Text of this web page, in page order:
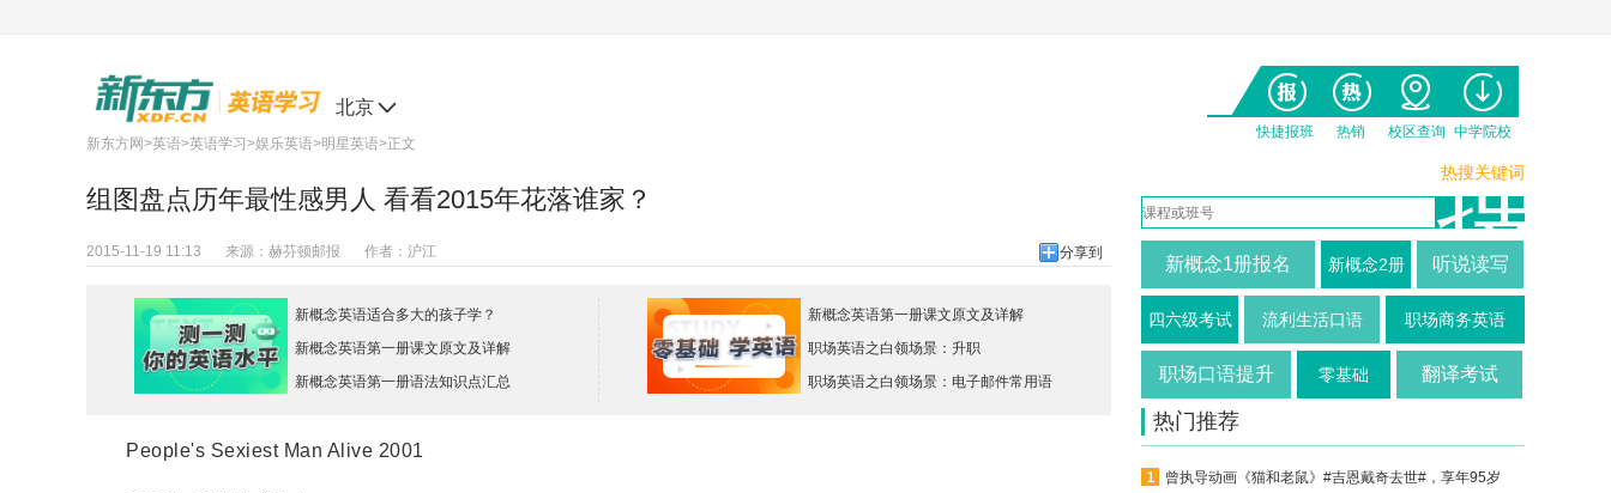
北京
快捷报班 热销 校区查询 中学院校
新东方网>英语>英语学习 >娱乐英语>明星英语>正文
组图盘点历年最性感男人 看看2015年花落谁家？
2015-11-19 11:13 来源： 赫芬顿邮报 作者： 沪江 分享到
新概念英语适合多大的孩子学？
新概念英语第一册课文原文及详解
新概念英语第一册语法知识点汇总
新概念英语第一册课文原文及详解
职场英语之白领场景：升职
职场英语之白领场景：电子邮件常用语
People's Sexiest Man Alive 2001
热搜关键词
新概念1册报名 新概念2册 听说读写
四六级考试 流利生活口语 职场商务英语
职场口语提升 零基础 翻译考试
热门推荐
曾执导动画《猫和老鼠》#吉恩戴奇去世#，享年95岁！